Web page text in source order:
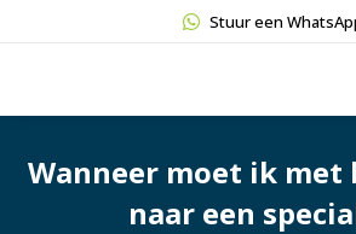
Stuur een
Wanneer moet ik met
naar een